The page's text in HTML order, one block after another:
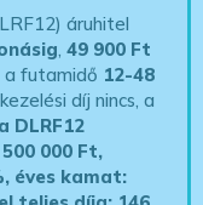
áruhitel
,49 900 Ft
futamidő 12-48
díj nincs, a
DLRF12
000 Ft,
éves kamat: